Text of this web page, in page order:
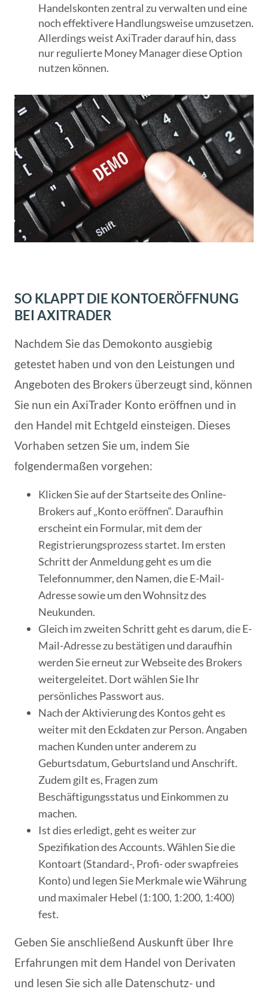
Handelskonten zentral zu verwalten und eine
noch effektivere Handlungsweise umzusetzen.
Allerdings weist AxiTrader darauf hin, dass
nur regulierte Money Manager diese Option
nutzen können.
SO KLAPPT DIE KONTOERÖFFNUNG
BEI AXITRADER
Nachdem Sie das Demokonto ausgiebig
getestet haben und von den Leistungen und
Angeboten des Brokers überzeugt sind, können
Sie nun ein AxiTrader Konto eröffnen und in
den Handel mit Echtgeld einsteigen. Dieses
Vorhaben setzen Sie um, indem Sie
folgendermaßen vorgehen:
Klicken Sie auf der Startseite des Online-
Brokers auf „Konto eröffnen“. Daraufhin
erscheint ein Formular, mit dem der
Registrierungsprozess startet. Im ersten
Schritt der Anmeldung geht es um die
Telefonnummer, den Namen, die E-Mail-
Adresse sowie um den Wohnsitz des
Neukunden.
Gleich im zweiten Schritt geht es darum, die E-
Mail-Adresse zu bestätigen und daraufhin
werden Sie erneut zur Webseite des Brokers
weitergeleitet. Dort wählen Sie Ihr
persönliches Passwort aus.
Nach der Aktivierung des Kontos geht es
weiter mit den Eckdaten zur Person. Angaben
machen Kunden unter anderem zu
Geburtsdatum, Geburtsland und Anschrift.
Zudem gilt es, Fragen zum
Beschäftigungsstatus und Einkommen zu
machen.
Ist dies erledigt, geht es weiter zur
Spezifikation des Accounts. Wählen Sie die
Kontoart (Standard-, Profi- oder swapfreies
Konto) und legen Sie Merkmale wie Währung
und maximaler Hebel (1:100, 1:200, 1:400)
fest.
Geben Sie anschließend Auskunft über Ihre
Erfahrungen mit dem Handel von Derivaten
und lesen Sie sich alle Datenschutz- und